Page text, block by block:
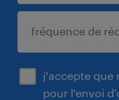
j'accepte que
pour l'envoi